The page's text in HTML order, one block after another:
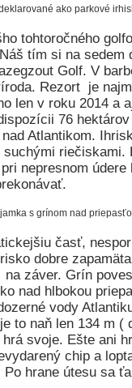
ako parkové
tohtoročného
tím si na
Golf. V
Rezort je
len v roku 2014 a
76
Atlantikom.
suchými riečiskami.
nepresnom
jamka s grínom nad
časť,
dobre
záver. Grín
nad hlbokou
vody
to naň len 134 m (
svoje. Ešte ani
chip a
Po hrane útesu sa